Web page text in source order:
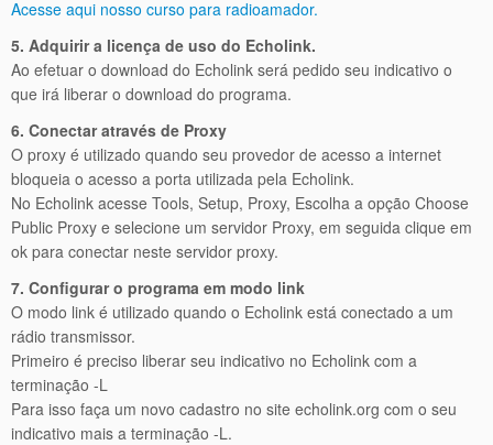
Acesse aqui nosso curso para radioamador.
5. Adquirir a licença de uso do Echolink.
Ao efetuar o download do Echolink será pedido seu indicativo o
que irá liberar o download do programa.
6. Conectar através de Proxy
O proxy é utilizado quando seu provedor de acesso a internet
bloqueia o acesso a porta utilizada pela Echolink.
No Echolink acesse Tools, Setup, Proxy, Escolha a opção Choose
Public Proxy e selecione um servidor Proxy, em seguida clique em
ok para conectar neste servidor proxy.
7. Configurar o programa em modo link
O modo link é utilizado quando o Echolink está conectado a um
rádio transmissor.
Primeiro é preciso liberar seu indicativo no Echolink com a
terminação -L
Para isso faça um novo cadastro no site echolink.org com o seu
indicativo mais a terminação -L.